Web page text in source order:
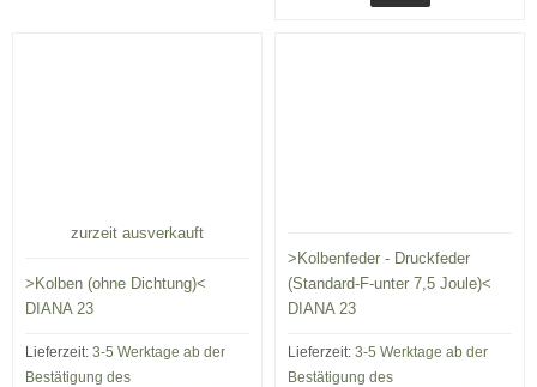
zurzeit ausverkauft
>Kolben (ohne Dichtung)<
DIANA 23
Lieferzeit: 3-5 Werktage ab der
Bestätigung des
>Kolbenfeder - Druckfeder
(Standard-F-unter 7,5 Joule)<
DIANA 23
Lieferzeit: 3-5 Werktage ab der
Bestätigung des